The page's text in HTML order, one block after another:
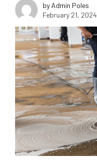
by Admin Poles
February 21, 2024